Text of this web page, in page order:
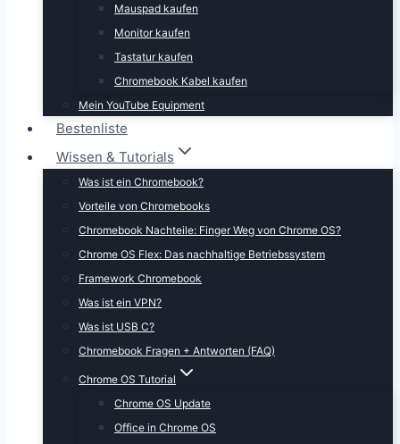
Mauspad kaufen
Monitor kaufen
Tastatur kaufen
Chromebook Kabel kaufen
Mein YouTube Equipment
Bestenliste
Wissen & Tutorials
Was ist ein Chromebook?
Vorteile von Chromebooks
Chromebook Nachteile: Finger Weg von Chrome OS?
Chrome OS Flex: Das nachhaltige Betriebssystem
Framework Chromebook
Was ist ein VPN?
Was ist USB C?
Chromebook Fragen + Antworten (FAQ)
Chrome OS Tutorial
Chrome OS Update
Office in Chrome OS